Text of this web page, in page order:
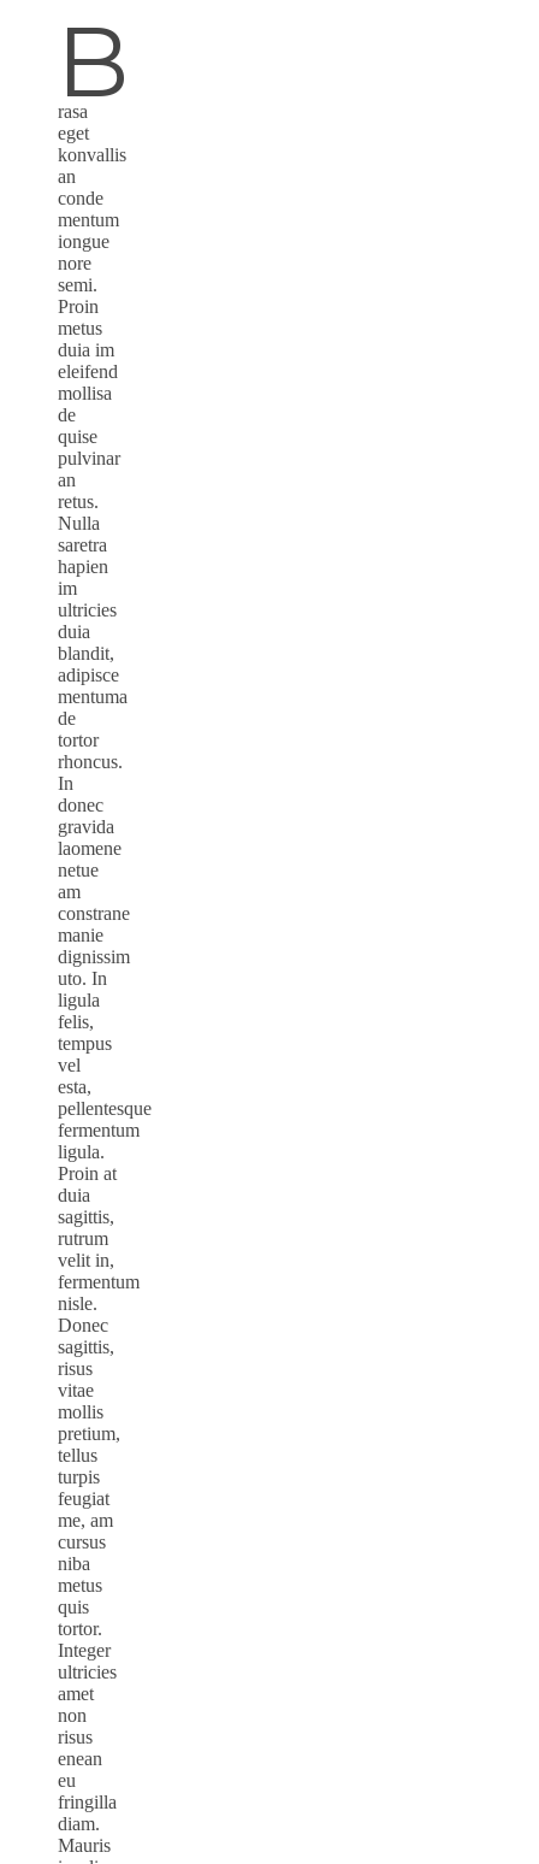
B
rasa
eget
konvallis
an
conde
mentum
iongue
nore
semi.
Proin
metus
duia im
eleifend
mollisa
de
quise
pulvinar
an
retus.
Nulla
saretra
hapien
im
ultricies
duia
blandit,
adipisce
mentuma
de
tortor
rhoncus.
In
donec
gravida
laomene
netue
am
constrane
manie
dignissim
uto. In
ligula
felis,
tempus
vel
esta,
pellentesque
fermentum
ligula.
Proin at
duia
sagittis,
rutrum
velit in,
fermentum
nisle.
Donec
sagittis,
risus
vitae
mollis
pretium,
tellus
turpis
feugiat
me, am
cursus
niba
metus
quis
tortor.
Integer
ultricies
amet
non
risus
enean
eu
fringilla
diam.
Mauris